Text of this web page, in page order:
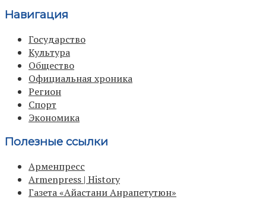
Навигация
Государство
Культура
Общество
Официальная хроника
Регион
Спорт
Экономика
Полезные ссылки
Арменпресс
Armenpress | History
Газета «Айастани Анрапетутюн»